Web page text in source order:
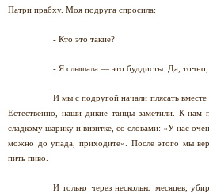
Патри прабху. Моя подруга спросила:
- Кто это такие?
- Я слышала — это буддисты. Да, точно,
И мы с подругой начали плясать
Естественно, наши дикие танцы заметили. К нам
сладкому шарику и визитке, со словами: «У нас
можно до упада, приходите». После этого мы
пить пиво.
И только через несколько месяцев,